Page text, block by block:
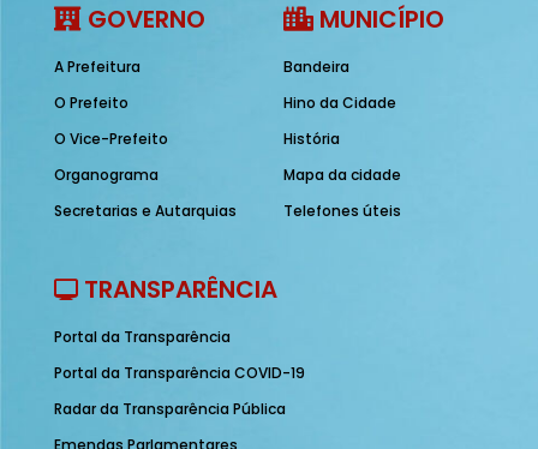
GOVERNO
A Prefeitura
O Prefeito
O Vice-Prefeito
Organograma
Secretarias e Autarquias
MUNICÍPIO
Bandeira
Hino da Cidade
História
Mapa da cidade
Telefones úteis
TRANSPARÊNCIA
Portal da Transparência
Portal da Transparência COVID-19
Radar da Transparência Pública